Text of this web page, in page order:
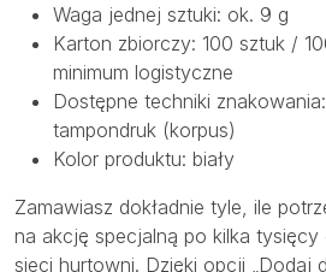
Waga jednej sztuki: ok. 9 g
Karton zbiorczy: 100 sztuk /
minimum logistyczne
Dostępne techniki
tampondruk (korpus)
Kolor produktu: biały
Zamawiasz dokładnie tyle, ile
na akcję specjalną po kilka tysięcy
sieci hurtowni. Dzięki opcji „Dodaj